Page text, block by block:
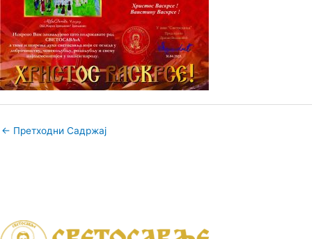
← Претходни Садржај